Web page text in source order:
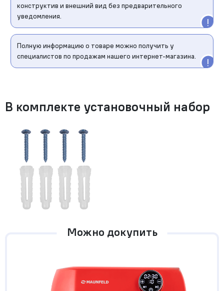
конструктив и внешний вид без предварительного
уведомления.
Полную информацию о товаре можно получить у
специалистов по продажам нашего интернет-магазина.
В комплекте установочный набор
Можно докупить